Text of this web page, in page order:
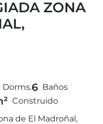
ZONA
Dorms.6 Baños
Construido
de El Madroñal,